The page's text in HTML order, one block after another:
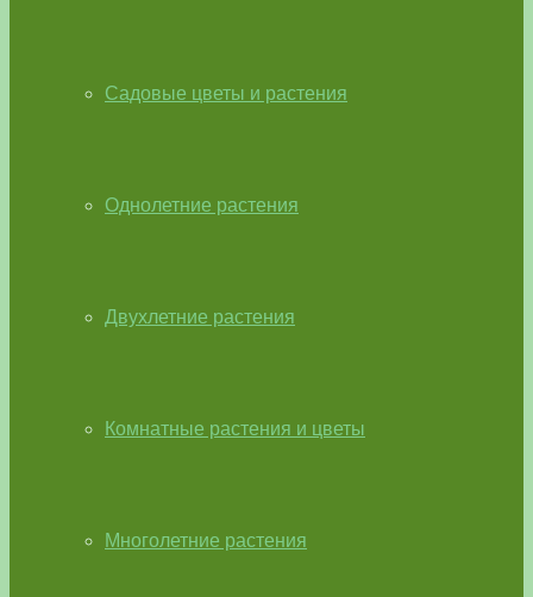
Садовые цветы и растения
Однолетние растения
Двухлетние растения
Комнатные растения и цветы
Многолетние растения